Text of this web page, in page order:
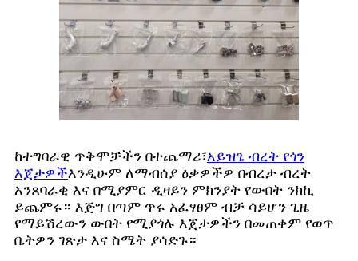
ከተግባራዊ ጥቅሞቻችን በተጨማሪ፣አይዝጌ ብረት የጎን
እጀታዎችእንዲሁም ለማብሰያ ዕቃዎችዎ በብረታ ብረት
አንጸባራቂ እና በሚያምር ዲዛይን ምክንያት የውበት ንክኪ
ይጨምሩ። እጅግ በጣም ጥሩ አፈፃፀም ብቻ ሳይሆን ጊዜ
የማይሽረውን ውበት የሚያጎሉ እጀታዎችን በመጠቀም የወጥ
ቤትዎን ገጽታ እና ስሜት ያሳድጉ።